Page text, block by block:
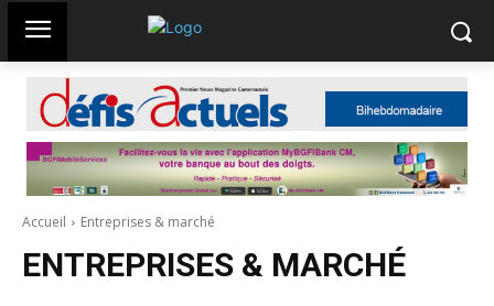
Accueil Entreprises & marché
ENTREPRISES & MARCHÉ